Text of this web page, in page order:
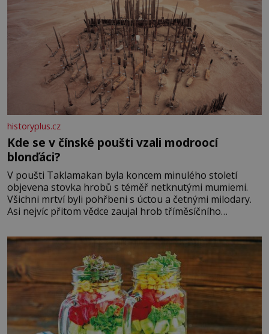
historyplus.cz
Kde se v čínské poušti vzali modroocí
blonďáci?
V poušti Taklamakan byla koncem minulého století
objevena stovka hrobů s téměř netknutými mumiemi.
Všichni mrtví byli pohřbeni s úctou a četnými milodary.
Asi nejvíc přitom vědce zaujal hrob tříměsíčního
blonďaté vlásky. Fakt, že jsou těla dávných lidí nesmírně
dobře zachovalá, přičítají odborníci zdejším klimatickým
podmínkám. Sucho, prosolené písky a extrémně